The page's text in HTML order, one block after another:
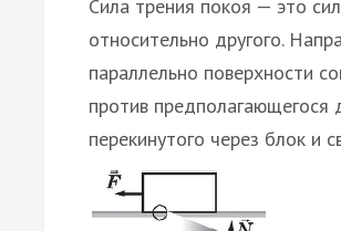
Сила трения покоя — это
относительно другого.
параллельно поверхности
против
перекинутого через блок и